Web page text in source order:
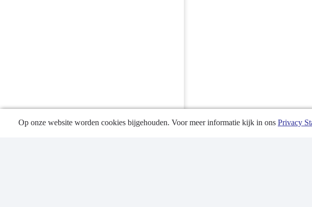
Op onze website worden cookies bijgehouden. Voor meer informatie kijk in ons Privacy